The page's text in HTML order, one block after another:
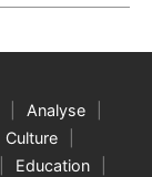
Analyse
Culture
Education